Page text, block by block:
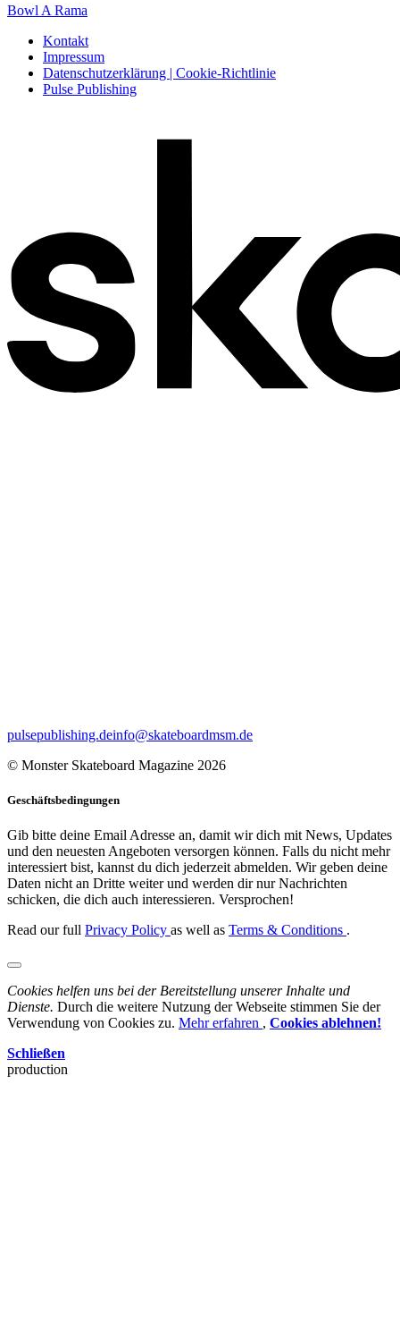
Bowl A Rama
Kontakt
Impressum
Datenschutzerklärung | Cookie-Richtlinie
Pulse Publishing
pulsepublishing.deinfo@skateboardmsm.de
© Monster Skateboard Magazine 2026
Geschäftsbedingungen
Gib bitte deine Email Adresse an, damit wir dich mit News, Updates
und den neuesten Angeboten versorgen können. Falls du nicht mehr
interessiert bist, kannst du dich jederzeit abmelden. Wir geben deine
Daten nicht an Dritte weiter und werden dir nur Nachrichten
schicken, die dich auch interessieren. Versprochen!
Read our full Privacy Policy as well as Terms & Conditions .
Cookies helfen uns bei der Bereitstellung unserer Inhalte und
Dienste. Durch die weitere Nutzung der Webseite stimmen Sie der
Verwendung von Cookies zu. Mehr erfahren , Cookies ablehnen!
Schließen
production